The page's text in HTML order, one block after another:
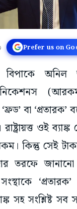
Prefer us on
বিপাকে অনিল
বা
ওই
কিন্তু সেই
তরফে
সহ সংশ্লিষ্ট সব